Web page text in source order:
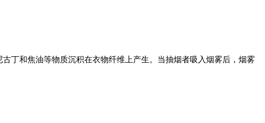
丁和焦油等物质沉积在衣物纤维上产生。当抽烟者吸入烟雾后，烟雾